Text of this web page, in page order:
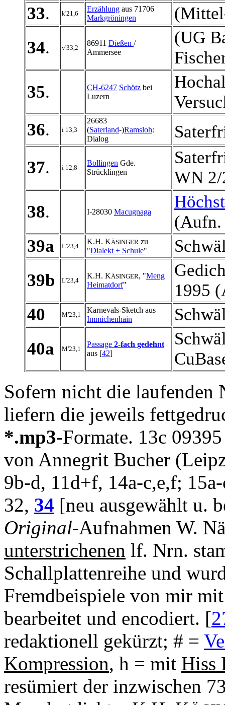
33. k'21,6
Erzählung aus 71706
Markgröningen
34. v'33,2
86911 Dießen /
Ammersee
(UG
35. CH-6247 Schötz bei
Luzern
36. i 13,3
26683
(Saterland-)Ramsloh:
Dialog
37. i 12,8
Bollingen Gde.
Strücklingen
WN
38. I-28030 Macugnaga
(Aufn.
39a
L'23,4
K.H. KÄSINGER zu
"Dialekt + Schule"
39b
L'23,4
K.H. KÄSINGER, "Meng
Heimatdorf"
1995
40
M'23,1
Karnevals-Sketch aus
Immichenhain
40a
M'23,1
Passage 2-fach gedehnt
aus [42]
Sofern nicht die laufenden
liefern die jeweils
*.mp3-Formate. 13c
von Annegrit Bucher
9b-d, 11d+f, 14a-c,e,f;
32, 34 [neu ausgewählt u.
Original-Aufnahmen W.
unterstrichenen lf. Nrn.
Schallplattenreihe und
Fremdbeispiele von mir
bearbeitet und encodiert. [
redaktionell gekürzt; # =
Kompression, h = mit Hiss
resümiert der inzwischen